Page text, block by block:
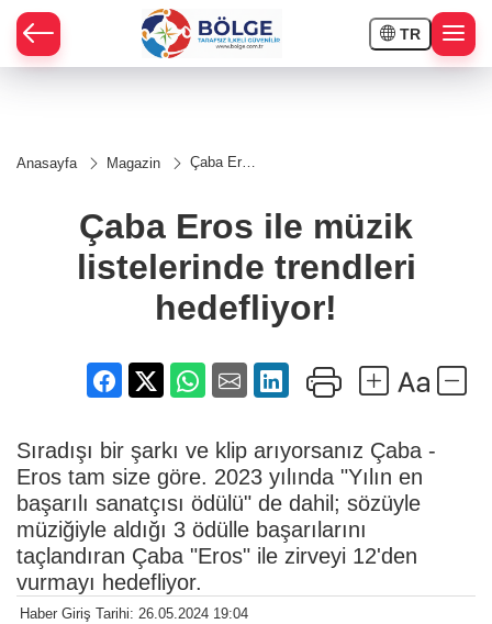
TR
Anasayfa Magazin
Çaba Eros
trendleri
hedefliyor!
Çaba Eros ile müzik
listelerinde trendleri
hedefliyor!
Sıradışı bir şarkı ve klip arıyorsanız Çaba -
Eros tam size göre. 2023 yılında "Yılın en
başarılı sanatçısı ödülü" de dahil; sözüyle
müziğiyle aldığı 3 ödülle başarılarını
taçlandıran Çaba "Eros" ile zirveyi 12'den
vurmayı hedefliyor.
Haber Giriş Tarihi: 26.05.2024 19:04